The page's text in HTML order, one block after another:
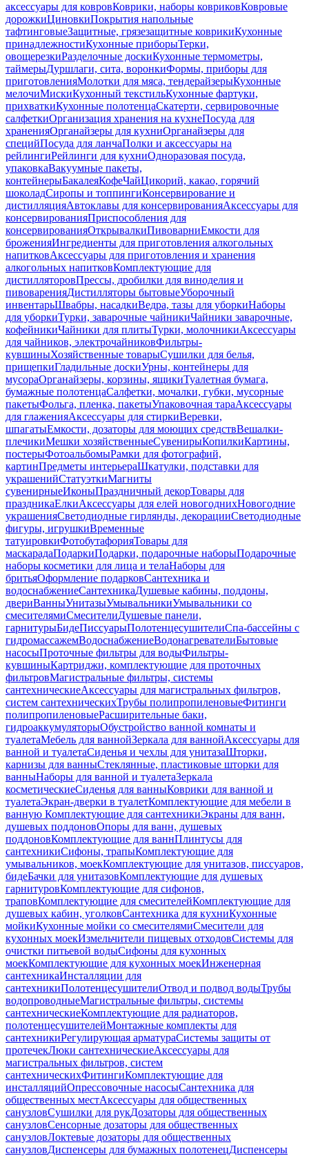
аксессуары для ковровКоврики, наборы ковриковКовровые
дорожкиЦиновкиПокрытия напольные
тафтинговыеЗащитные, грязезащитные коврикиКухонные
принадлежностиКухонные приборыТерки,
овощерезкиРазделочные доскиКухонные термометры,
таймерыДуршлаги, сита, воронкиФормы, приборы для
приготовленияМолотки для мяса, тендерайзерыКухонные
мелочиМискиКухонный текстильКухонные фартуки,
прихваткиКухонные полотенцаСкатерти, сервировочные
салфеткиОрганизация хранения на кухнеПосуда для
храненияОрганайзеры для кухниОрганайзеры для
специйПосуда для ланчаПолки и аксессуары на
рейлингиРейлинги для кухниОдноразовая посуда,
упаковкаВакуумные пакеты,
контейнерыБакалеяКофеЧайЦикорий, какао, горячий
шоколадСиропы и топпингиКонсервирование и
дистилляцияАвтоклавы для консервированияАксессуары для
консервированияПриспособления для
консервированияОткрывалкиПивоварниЕмкости для
броженияИнгредиенты для приготовления алкогольных
напитковАксессуары для приготовления и хранения
алкогольных напитковКомплектующие для
дистилляторовПрессы, дробилки для виноделия и
пивоваренияДистилляторы бытовыеУборочный
инвентарьШвабры, насадкиВедра, тазы для уборкиНаборы
для уборкиТурки, заварочные чайникиЧайники заварочные,
кофейникиЧайники для плитыТурки, молочникиАксессуары
для чайников, электрочайниковФильтры-
кувшиныХозяйственные товарыСушилки для белья,
прищепкиГладильные доскиУрны, контейнеры для
мусораОрганайзеры, корзины, ящикиТуалетная бумага,
бумажные полотенцаСалфетки, мочалки, губки, мусорные
пакетыФольга, пленка, пакетыУпаковочная тараАксессуары
для глаженияАксессуары для стиркиВеревки,
шпагатыЕмкости, дозаторы для моющих средствВешалки-
плечикиМешки хозяйственныеСувенирыКопилкиКартины,
постерыФотоальбомыРамки для фотографий,
картинПредметы интерьераШкатулки, подставки для
украшенийСтатуэткиМагниты
сувенирныеИконыПраздничный декорТовары для
праздникаЕлкиАксессуары для елей новогоднихНовогодние
украшенияСветодиодные гирлянды, декорацииСветодиодные
фигуры, игрушкиВременные
татуировкиФотобутафорияТовары для
маскарадаПодаркиПодарки, подарочные наборыПодарочные
наборы косметики для лица и телаНаборы для
бритьяОформление подарковСантехника и
водоснабжениеСантехникаДушевые кабины, поддоны,
двериВанныУнитазыУмывальникиУмывальники со
смесителямиСмесителиДушевые панели,
гарнитурыБидеПиссуарыПолотенцесушителиСпа-бассейны с
гидромассажемВодоснабжениеВодонагревателиБытовые
насосыПроточные фильтры для водыФильтры-
кувшиныКартриджи, комплектующие для проточных
фильтровМагистральные фильтры, системы
сантехническиеАксессуары для магистральных фильтров,
систем сантехническихТрубы полипропиленовыеФитинги
полипропиленовыеРасширительные баки,
гидроаккумуляторыОбустройство ванной комнаты и
туалетаМебель для ваннойЗеркала для ваннойАксессуары для
ванной и туалетаСиденья и чехлы для унитазаШторки,
карнизы для ванныСтеклянные, пластиковые шторки для
ванныНаборы для ванной и туалетаЗеркала
косметическиеСиденья для ванныКоврики для ванной и
туалетаЭкран-дверки в туалетКомплектующие для мебели в
ванную Комплектующие для сантехникиЭкраны для ванн,
душевых поддоновОпоры для ванн, душевых
поддоновКомплектующие для ваннПлинтусы для
сантехникиСифоны, трапыКомплектующие для
умывальников, моекКомплектующие для унитазов, писсуаров,
бидеБачки для унитазовКомплектующие для душевых
гарнитуровКомплектующие для сифонов,
траповКомплектующие для смесителейКомплектующие для
душевых кабин, уголковСантехника для кухниКухонные
мойкиКухонные мойки со смесителямиСмесители для
кухонных моекИзмельчители пищевых отходовСистемы для
очистки питьевой водыСифоны для кухонных
моекКомплектующие для кухонных моекИнженерная
сантехникаИнсталляции для
сантехникиПолотенцесушителиОтвод и подвод водыТрубы
водопроводныеМагистральные фильтры, системы
сантехническиеКомплектующие для радиаторов,
полотенцесушителейМонтажные комплекты для
сантехникиРегулирующая арматураСистемы защиты от
протечекЛюки сантехническиеАксессуары для
магистральных фильтров, систем
сантехническихФитингиКомплектующие для
инсталляцийОпрессовочные насосыСантехника для
общественных местАксессуары для общественных
санузловСушилки для рукДозаторы для общественных
санузловСенсорные дозаторы для общественных
санузловЛоктевые дозаторы для общественных
санузловДиспенсеры для бумажных полотенецДиспенсеры